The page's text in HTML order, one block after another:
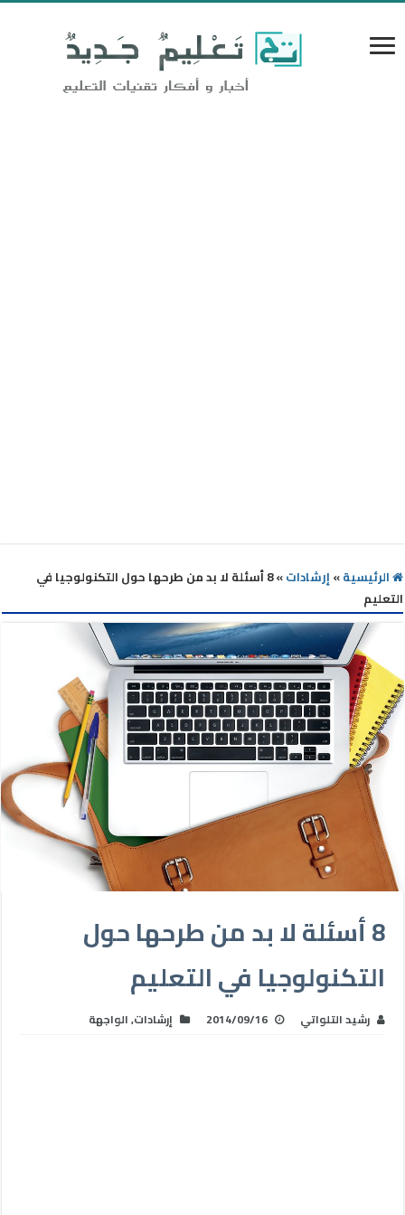
الرئيسية» إرشادات» 8 أسئلة لا بد من طرحها حول التكنولوجيا في
التعليم
8 أسئلة لا بد من طرحها حول
التكنولوجيا في التعليم
رشيد التلواتي 2014/09/16 إرشادات,الواجهة